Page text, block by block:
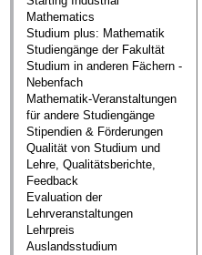
Mathematics
Studium plus: Mathematik
Studiengänge der Fakultät
Studium in anderen Fächern -
Nebenfach
Mathematik-Veranstaltungen
für andere Studiengänge
Stipendien & Förderungen
Qualität von Studium und
Lehre, Qualitätsberichte,
Feedback
Evaluation der
Lehrveranstaltungen
Lehrpreis
Auslandsstudium